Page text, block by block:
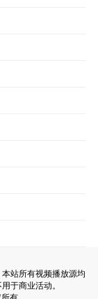
站所有视频播放源均
于商业活动。